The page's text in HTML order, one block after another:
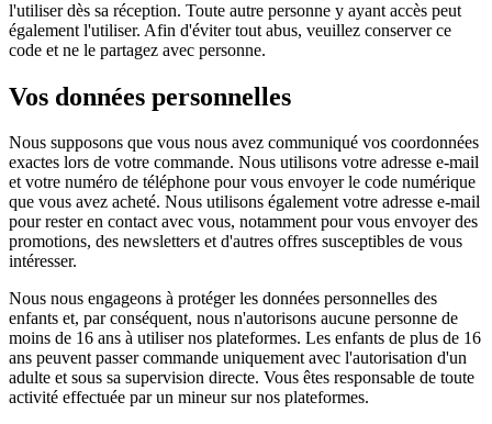
l'utiliser dès sa réception. Toute autre personne y ayant accès peut
également l'utiliser. Afin d'éviter tout abus, veuillez conserver ce
code et ne le partagez avec personne.
Vos données personnelles
Nous supposons que vous nous avez communiqué vos coordonnées
exactes lors de votre commande. Nous utilisons votre adresse e-mail
et votre numéro de téléphone pour vous envoyer le code numérique
que vous avez acheté. Nous utilisons également votre adresse e-mail
pour rester en contact avec vous, notamment pour vous envoyer des
promotions, des newsletters et d'autres offres susceptibles de vous
intéresser.
Nous nous engageons à protéger les données personnelles des
enfants et, par conséquent, nous n'autorisons aucune personne de
moins de 16 ans à utiliser nos plateformes. Les enfants de plus de 16
ans peuvent passer commande uniquement avec l'autorisation d'un
adulte et sous sa supervision directe. Vous êtes responsable de toute
activité effectuée par un mineur sur nos plateformes.